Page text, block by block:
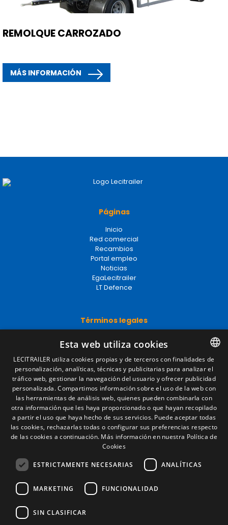
REMOLQUE CARROZADO
MÁS INFORMACIÓN
Páginas
Inicio
Red comercial
Recambios
Portal empleo
Noticias
EgaLecitrailer
LT Defence
Términos legales
Política de privacidad
Política de cookies
Condiciones generales de venta
Gestionar cookies
Contacto
Camino de los Huertos, S/N. Apdo 100
50620 - Casetas (Zaragoza) SPAIN
+(34) 976 462 121
SPANISH
ENGLISH
FRENCH
ITALIAN
Esta web utiliza cookies
LECITRAILER utiliza cookies propias y de terceros con finalidades de
personalización, analíticas, técnicas y publicitarias para analizar el
tráfico web, gestionar la navegación del usuario y ofrecer publicidad
personalizada. Compartimos información sobre el uso de la web con
las herramientas de análisis web, quienes pueden combinarla con
otra información que les haya proporcionado o que hayan recopilado
a partir el uso que haya hecho de sus servicios. Puede aceptar todas
las cookies, rechazarlas todas o configurar sus preferencias respecto
de las cookies a continuación. Más información en nuestra Política de
Cookies
ESTRICTAMENTE NECESARIAS ANALÍTICAS
MARKETING FUNCIONALIDAD
SIN CLASIFICAR